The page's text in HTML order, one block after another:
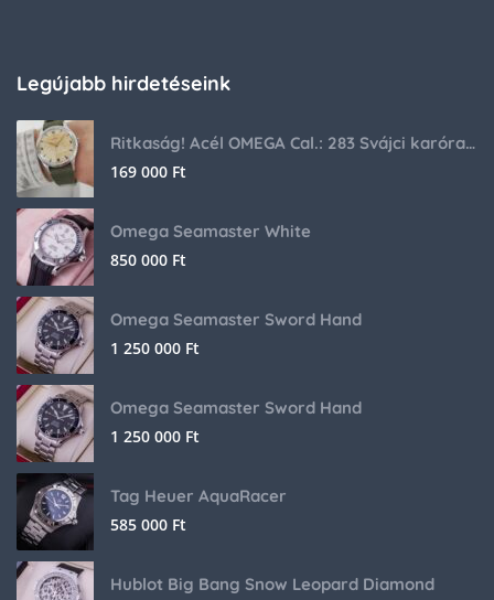
Legújabb hirdetéseink
Ritkaság! Acél OMEGA Cal.: 283 Svájci karóra 1953-ból!
169 000 Ft
Omega Seamaster White
850 000 Ft
Omega Seamaster Sword Hand
1 250 000 Ft
Omega Seamaster Sword Hand
1 250 000 Ft
Tag Heuer AquaRacer
585 000 Ft
Hublot Big Bang Snow Leopard Diamond